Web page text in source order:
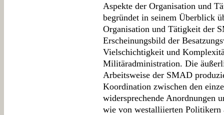
Aspekte der Organisation und
begründet in seinem Überblick
Organisation und Tätigkeit der
Erscheinungsbild der
Vielschichtigkeit und
Militäradministration. Die
Arbeitsweise der SMAD
Koordination zwischen den
widersprechende Anordnungen
wie von westalliierten Politikern